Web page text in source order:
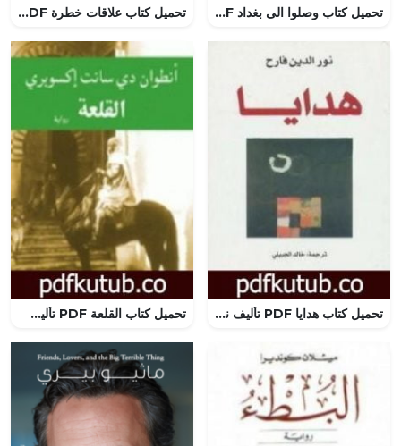
تحميل كتاب وصلوا الى بغداد PDF تأليف أغاثا كريستي مجانا [كامل] تحميل كتاب علاقات خطرة PDF تأليف كودير لوس دي لاكلو مجانا [كامل]
تحميل كتاب هدايا PDF تأليف نور الدين فارح مجانا [كامل] تحميل كتاب القلعة PDF تأليف أنطوان دو سانت إكزوبيري مجانا [كامل]